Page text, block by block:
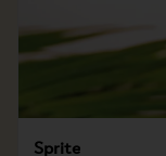
Sprite